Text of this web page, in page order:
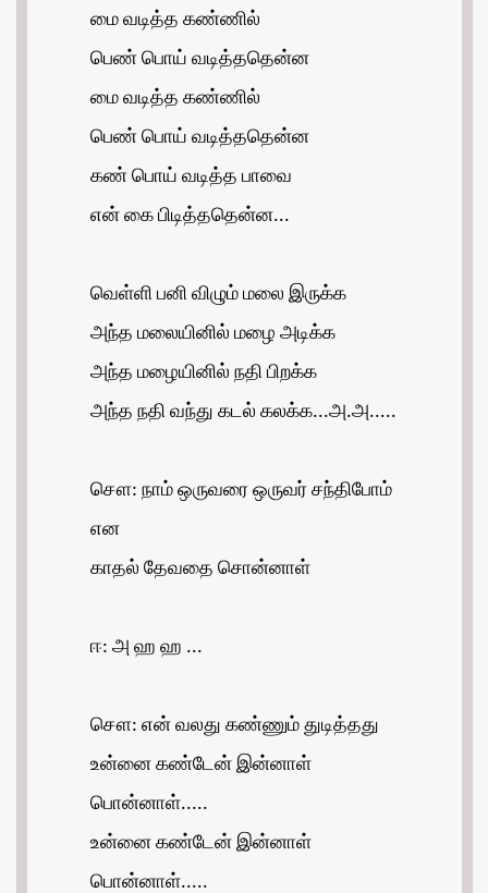
மை வடித்த கண்ணில்
பெண் பொய் வடித்ததென்ன
மை வடித்த கண்ணில்
பெண் பொய் வடித்ததென்ன
கண் பொய் வடித்த பாவை
என் கை பிடித்ததென்ன...
வெள்ளி பனி விழும் மலை இருக்க
அந்த மலையினில் மழை அடிக்க
அந்த மழையினில் நதி பிறக்க
அந்த நதி வந்து கடல் கலக்க...அ.அ.....
சௌ: நாம் ஒருவரை ஒருவர் சந்திபோம்
என
காதல் தேவதை சொன்னாள்
ஈ: அ ஹ ஹ ...
சௌ: என் வலது கண்ணும் துடித்தது
உன்னை கண்டேன் இன்னாள்
பொன்னாள்.....
உன்னை கண்டேன் இன்னாள்
பொன்னாள்.....